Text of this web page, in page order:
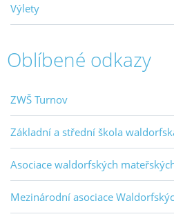
Výlety
Oblíbené odkazy
ZWŠ Turnov
Základní a střední škola
Asociace waldorfských
Mezinárodní asociace